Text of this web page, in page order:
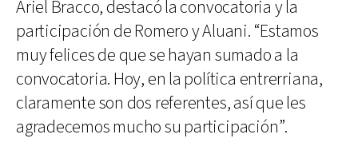
Ariel Bracco, destacó la convocatoria y la
participación de Romero y Aluani. “Estamos
muy felices de que se hayan sumado a la
convocatoria. Hoy, en la política entrerriana,
claramente son dos referentes, así que les
agradecemos mucho su participación”.